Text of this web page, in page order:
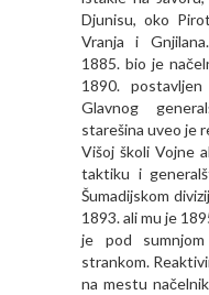
Djunisu, oko
Vranja i
1885. bio je
1890.
Glavnog
starešina uveo je
Višoj školi Vojne
taktiku i
Šumadijskom
1893. ali mu je
je pod
strankom.
na mestu